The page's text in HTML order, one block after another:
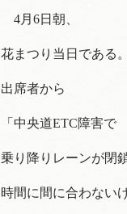
4月6日朝、
花まつり当日である。
出席者から
「中央道ETC障害で
乗り降りレーンが閉
時間に間に合わない